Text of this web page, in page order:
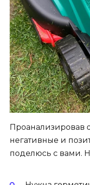
Проанализировав
негативные и
поделюсь с вами.